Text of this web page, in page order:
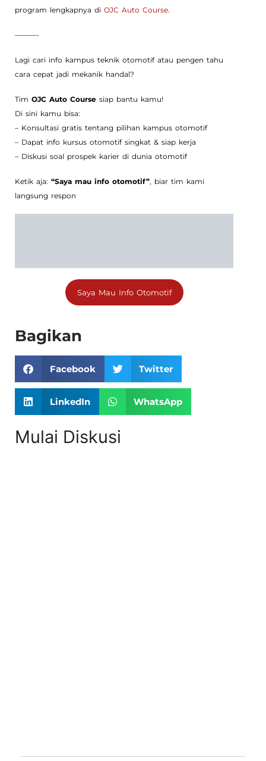
program lengkapnya di OJC Auto Course.
———-
Lagi cari info kampus teknik otomotif atau pengen tahu
cara cepat jadi mekanik handal?
Tim OJC Auto Course siap bantu kamu!
Di sini kamu bisa:
– Konsultasi gratis tentang pilihan kampus otomotif
– Dapat info kursus otomotif singkat & siap kerja
– Diskusi soal prospek karier di dunia otomotif
Ketik aja: “Saya mau info otomotif”, biar tim kami
langsung respon
Saya Mau Info Otomotif
Bagikan
Facebook Twitter
LinkedIn WhatsApp
Mulai Diskusi